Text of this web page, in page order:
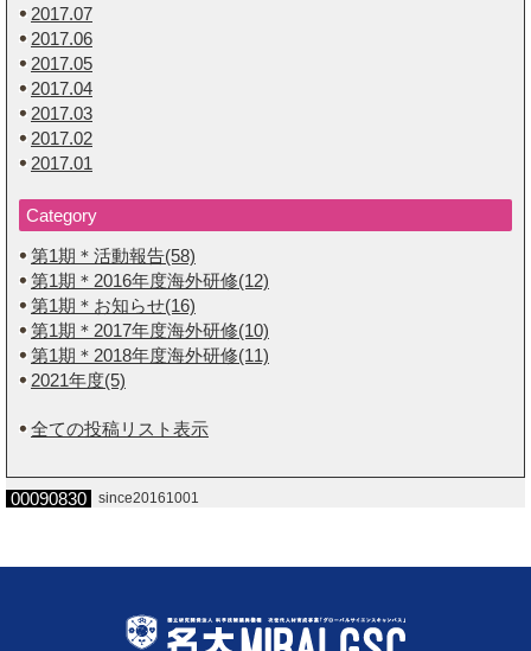
2017.07
2017.06
2017.05
2017.04
2017.03
2017.02
2017.01
Category
第1期＊活動報告(58)
第1期＊2016年度海外研修(12)
第1期＊お知らせ(16)
第1期＊2017年度海外研修(10)
第1期＊2018年度海外研修(11)
2021年度(5)
全ての投稿リスト表示
00090830 since20161001